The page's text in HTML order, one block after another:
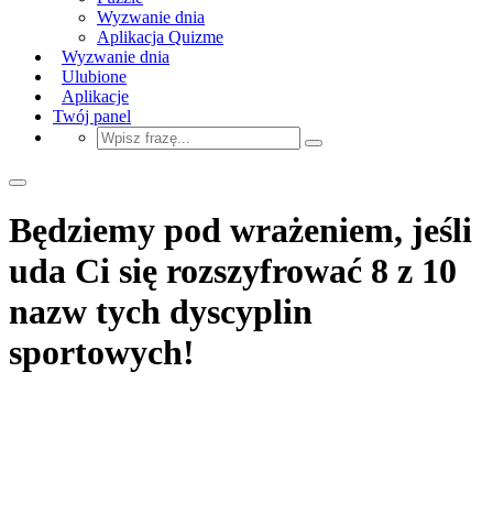
Wyzwanie dnia
Aplikacja Quizme
Wyzwanie dnia
Ulubione
Aplikacje
Twój panel
Będziemy pod wrażeniem, jeśli
uda Ci się rozszyfrować 8 z 10
nazw tych dyscyplin
sportowych!